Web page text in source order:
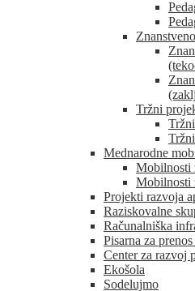
Tržni
Mednarodne
Mobilnosti
Mobilnosti
Projekti razvoja
Raziskovalne
Računalniška
Pisarna za
Center za razvoj
Ekošola
Sodelujmo